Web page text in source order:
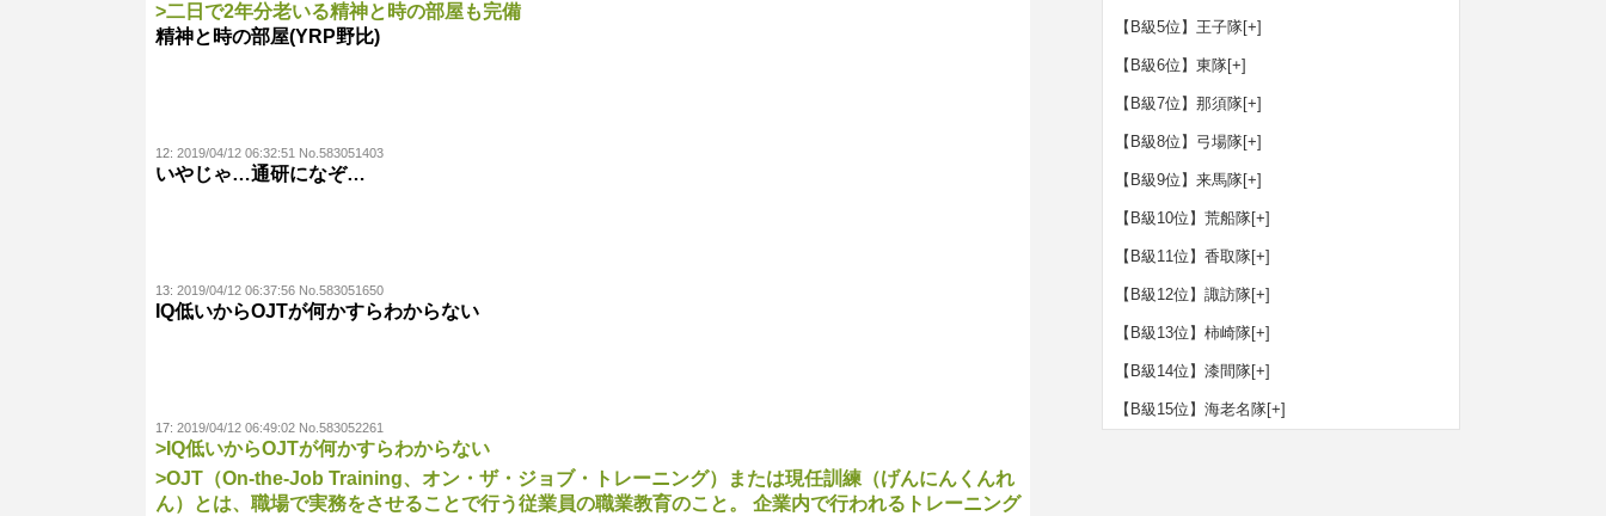
>二日で2年分老いる精神と時の部屋も完備
精神と時の部屋(YRP野比)
12: 2019/04/12 06:32:51 No.583051403
いやじゃ…通研になぞ…
13: 2019/04/12 06:37:56 No.583051650
IQ低いからOJTが何かすらわからない
17: 2019/04/12 06:49:02 No.583052261
>IQ低いからOJTが何かすらわからない
>OJT（On-the-Job Training、オン・ザ・ジョブ・トレーニング）または現任訓練（げんにんくんれ
ん）とは、職場で実務をさせることで行う従業員の職業教育のこと。 企業内で行われるトレーニング
【B級5位】王子隊[+]
【B級6位】東隊[+]
【B級7位】那須隊[+]
【B級8位】弓場隊[+]
【B級9位】来馬隊[+]
【B級10位】荒船隊[+]
【B級11位】香取隊[+]
【B級12位】諏訪隊[+]
【B級13位】柿崎隊[+]
【B級14位】漆間隊[+]
【B級15位】海老名隊[+]